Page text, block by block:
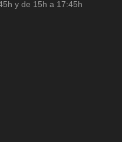
y de 15h a 17:45h